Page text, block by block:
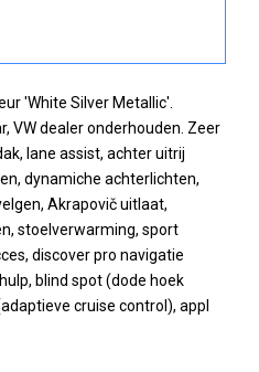
'White Silver Metallic'.
VW dealer onderhouden. Zeer
lane assist, achter uitrij
dynamiche achterlichten,
Akrapovič uitlaat,
stoelverwarming, sport
discover pro navigatie
blind spot (dode hoek
cruise control), appl